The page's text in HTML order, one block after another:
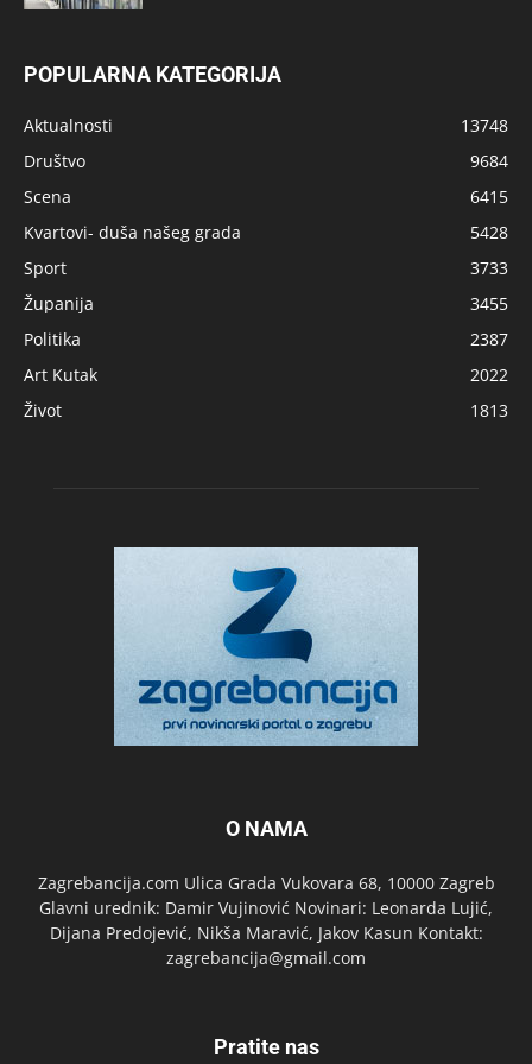
POPULARNA KATEGORIJA
Aktualnosti
13748
Društvo
9684
Scena
6415
Kvartovi- duša našeg grada
5428
Sport
3733
Županija
3455
Politika
2387
Art Kutak
2022
Život
1813
O NAMA
Zagrebancija.com Ulica Grada Vukovara 68, 10000 Zagreb
Glavni urednik: Damir Vujinović Novinari: Leonarda Lujić,
Dijana Predojević, Nikša Maravić, Jakov Kasun Kontakt:
zagrebancija@gmail.com
Pratite nas